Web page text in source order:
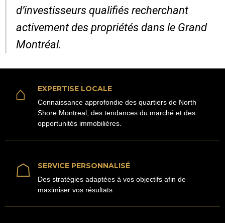
d’investisseurs qualifiés recherchant
activement des propriétés dans le Grand
Montréal.
⌂ EXPERTISE LOCALE
Connaissance approfondie des quartiers de North
Shore Montreal, des tendances du marché et des
opportunités immobilières.
☖ SERVICE PERSONNALISÉ
Des stratégies adaptées à vos objectifs afin de
maximiser vos résultats.